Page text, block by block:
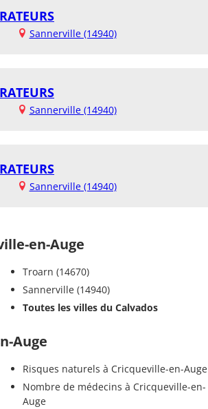
Sannerville (14940)
Sannerville (14940)
Sannerville (14940)
en-Auge
Troarn (14670)
Sannerville (14940)
Toutes les villes du Calvados
Auge
Risques naturels à Cricqueville-en-Auge
Nombre de médecins à Cricqueville-en-
Auge